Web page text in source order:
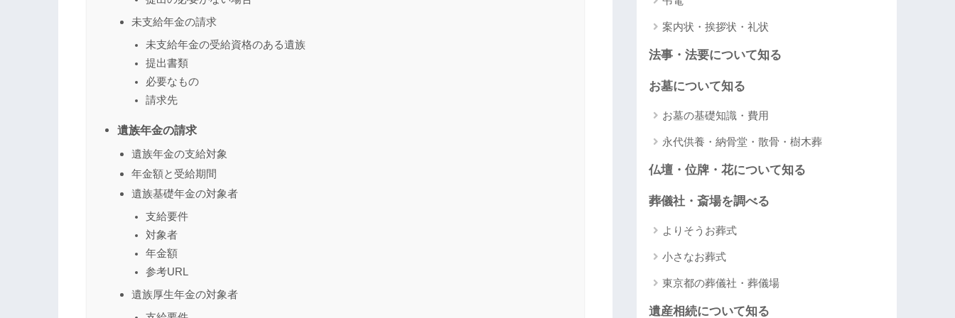
未支給年金の請求
未支給年金の受給資格のある遺族
提出書類
必要なもの
請求先
遺族年金の請求
遺族年金の支給対象
年金額と受給期間
遺族基礎年金の対象者
支給要件
対象者
年金額
参考URL
遺族厚生年金の対象者
案内状・挨拶状・礼状
法事・法要について知る
お墓について知る
お墓の基礎知識・費用
永代供養・納骨堂・散骨・樹木葬
仏壇・位牌・花について知る
葬儀社・斎場を調べる
よりそうお葬式
小さなお葬式
東京都の葬儀社・葬儀場
遺産相続について知る